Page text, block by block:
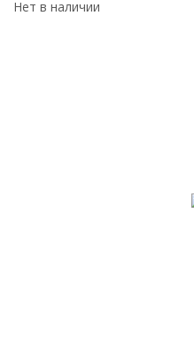
Нет в наличии